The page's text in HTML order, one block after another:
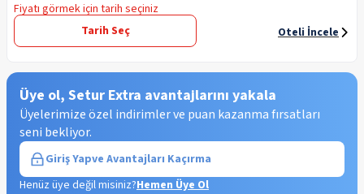
Fiyatı görmek için tarih seçiniz
Tarih Seç
Oteli İncele
Üye ol, Setur Extra avantajlarını yakala
Üyelerimize özel indirimler ve puan kazanma fırsatları
seni bekliyor.
Giriş Yapve Avantajları Kaçırma
Henüz üye değil misiniz?Hemen Üye Ol